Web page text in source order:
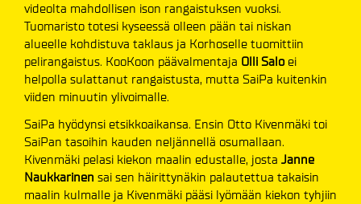
videolta mahdollisen ison rangaistuksen vuoksi.
Tuomaristo totesi kyseessä olleen pään tai niskan
alueelle kohdistuva taklaus ja Korhoselle tuomittiin
pelirangaistus. KooKoon päävalmentaja Olli Saloei
helpolla sulattanut rangaistusta, mutta SaiPa kuitenkin
viiden minuutin ylivoimalle.
SaiPa hyödynsi etsikkoaikansa. Ensin Otto Kivenmäki toi
SaiPan tasoihin kauden neljännellä osumallaan.
Kivenmäki pelasi kiekon maalin edustalle, josta Janne
Naukkarinen sai sen häirittynäkin palautettua takaisin
maalin kulmalle ja Kivenmäki pääsi lyömään kiekon tyhjiin